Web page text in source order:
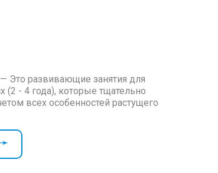
Это развивающие занятия для
(2 - 4 года), которые тщательно
всех особенностей растущего